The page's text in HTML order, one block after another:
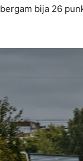
bija 26